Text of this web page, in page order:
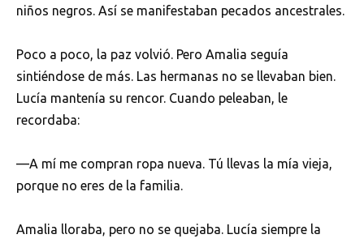
niños negros. Así se manifestaban pecados ancestrales.
Poco a poco, la paz volvió. Pero Amalia seguía
sintiéndose de más. Las hermanas no se llevaban bien.
Lucía mantenía su rencor. Cuando peleaban, le
recordaba:
—A mí me compran ropa nueva. Tú llevas la mía vieja,
porque no eres de la familia.
Amalia lloraba, pero no se quejaba. Lucía siempre la